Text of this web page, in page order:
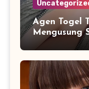
Agen Togel
Mengusung
untuk Akses